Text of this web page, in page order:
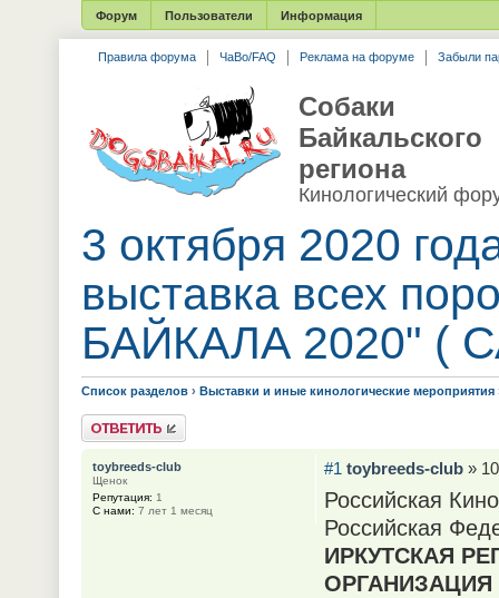
Форум Пользователи Информация
Правила форума ЧаВо/FAQ Реклама на форуме Забыли
Собаки
Байкальского
региона
Кинологический
3 октября 2020
выставка всех
БАЙКАЛА 2020" (
Список разделов › Выставки и иные кинологические мероприятия
Ответить
#1 toybreeds-club»
Российская
Российская
ИРКУТСКАЯ
toybreeds-club
Щенок
Репутация: 1
С нами: 7 лет 1 месяц